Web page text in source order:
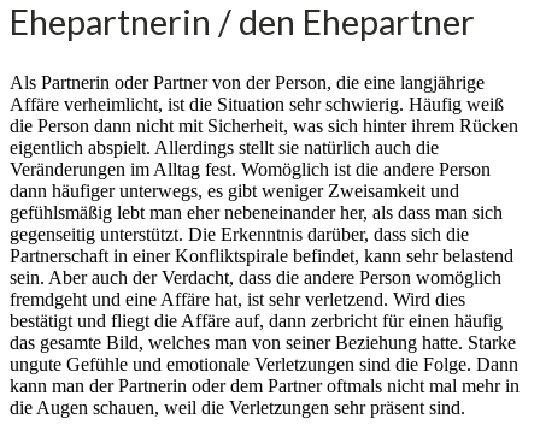
Ehepartnerin / den Ehepartner
Als Partnerin oder Partner von der Person, die eine langjährige
Affäre verheimlicht, ist die Situation sehr schwierig. Häufig weiß
die Person dann nicht mit Sicherheit, was sich hinter ihrem Rücken
eigentlich abspielt. Allerdings stellt sie natürlich auch die
Veränderungen im Alltag fest. Womöglich ist die andere Person
dann häufiger unterwegs, es gibt weniger Zweisamkeit und
gefühlsmäßig lebt man eher nebeneinander her, als dass man sich
gegenseitig unterstützt. Die Erkenntnis darüber, dass sich die
Partnerschaft in einer Konfliktspirale befindet, kann sehr belastend
sein. Aber auch der Verdacht, dass die andere Person womöglich
fremdgeht und eine Affäre hat, ist sehr verletzend. Wird dies
bestätigt und fliegt die Affäre auf, dann zerbricht für einen häufig
das gesamte Bild, welches man von seiner Beziehung hatte. Starke
ungute Gefühle und emotionale Verletzungen sind die Folge. Dann
kann man der Partnerin oder dem Partner oftmals nicht mal mehr in
die Augen schauen, weil die Verletzungen sehr präsent sind.